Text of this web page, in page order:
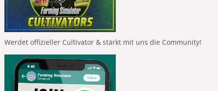
Werdet offizieller Cultivator & stärkt mit uns die Community!